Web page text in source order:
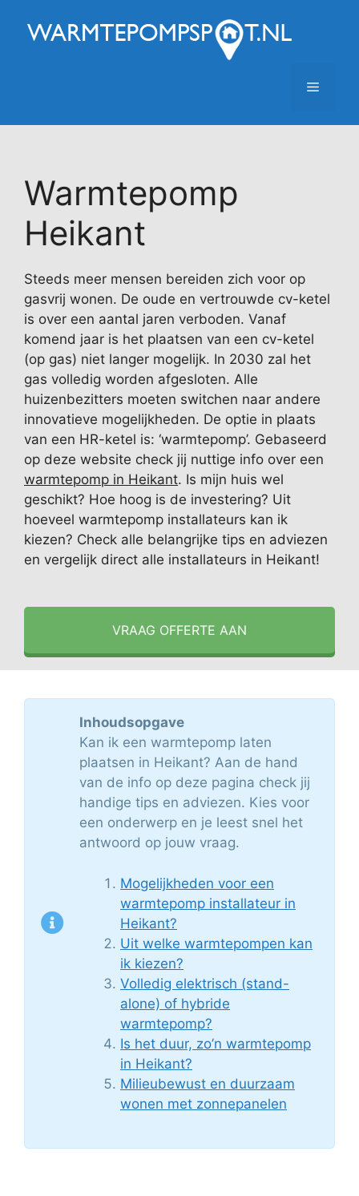
naar
Menu
Warmtepomp
Heikant
Steeds meer mensen bereiden zich voor op
gasvrij wonen. De oude en vertrouwde cv-ketel
is over een aantal jaren verboden. Vanaf
komend jaar is het plaatsen van een cv-ketel
(op gas) niet langer mogelijk. In 2030 zal het
gas volledig worden afgesloten. Alle
huizenbezitters moeten switchen naar andere
innovatieve mogelijkheden. De optie in plaats
van een HR-ketel is: ‘warmtepomp’. Gebaseerd
op deze website check jij nuttige info over een
warmtepomp in Heikant. Is mijn huis wel
geschikt? Hoe hoog is de investering? Uit
hoeveel warmtepomp installateurs kan ik
kiezen? Check alle belangrijke tips en adviezen
en vergelijk direct alle installateurs in Heikant!
VRAAG OFFERTE AAN
Inhoudsopgave
Kan ik een warmtepomp laten
plaatsen in Heikant? Aan de hand
van de info op deze pagina check jij
handige tips en adviezen. Kies voor
een onderwerp en je leest snel het
antwoord op jouw vraag.
Mogelijkheden voor een
warmtepomp installateur in
Heikant?
Uit welke warmtepompen kan
ik kiezen?
Volledig elektrisch (stand-
alone) of hybride
warmtepomp?
Is het duur, zo’n warmtepomp
in Heikant?
Milieubewust en duurzaam
wonen met zonnepanelen